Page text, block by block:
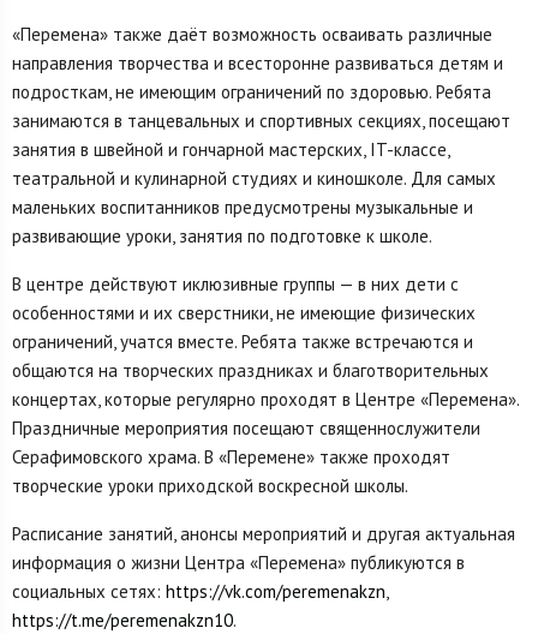
«Перемена» также даёт возможность осваивать различные
направления творчества и всесторонне развиваться детям и
подросткам, не имеющим ограничений по здоровью. Ребята
занимаются в танцевальных и спортивных секциях, посещают
занятия в швейной и гончарной мастерских, IT-классе,
театральной и кулинарной студиях и киношколе. Для самых
маленьких воспитанников предусмотрены музыкальные и
развивающие уроки, занятия по подготовке к школе.
В центре действуют иклюзивные группы — в них дети с
особенностями и их сверстники, не имеющие физических
ограничений, учатся вместе. Ребята также встречаются и
общаются на творческих праздниках и благотворительных
концертах, которые регулярно проходят в Центре «Перемена».
Праздничные мероприятия посещают священнослужители
Серафимовского храма. В «Перемене» также проходят
творческие уроки приходской воскресной школы.
Расписание занятий, анонсы мероприятий и другая актуальная
информация о жизни Центра «Перемена» публикуются в
социальных сетях: https://vk.com/peremenakzn,
https://t.me/peremenakzn10.